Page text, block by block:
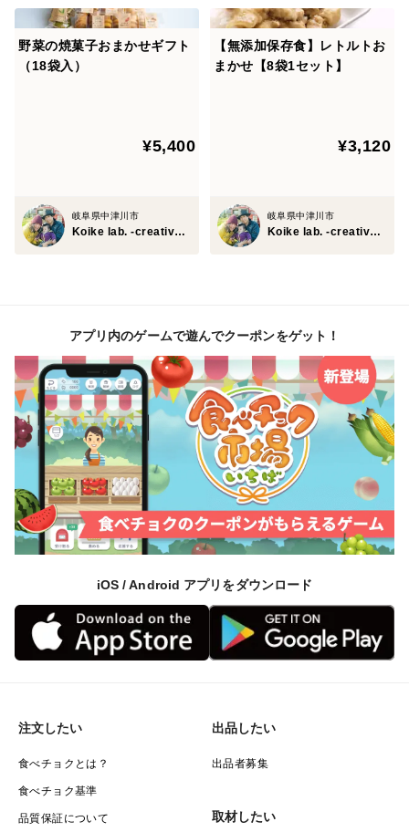
小麦粉（岐阜県産）、ばれいしょ（岐阜県産・遺伝子組
換えでない）、ショートニング（食用パーム油）、バ
小麦粉（岐阜県産）、砂糖、ショートニング（食用パー
県産）、食塩
・落花生プラリネのチョコチップクッキー
小麦粉（岐阜県産）、砂糖、チョコレート（砂糖、カカ
オマス、全粉乳、植物油脂、乳糖、ココアバター）、バ
ター、ショートニング（食用パーム油）、鶏卵、落花生
（岐阜県産）、食塩、ココアパウダー／乳化剤（大豆由
来）、香料
・落花生のフロランタン
ショートニング（食用パーム油）、グラニュー糖、牛
乳、鶏卵、蜂蜜（岐阜県産）、バター、食塩
県産）、ショートニング（食用パーム油）、落花生、食
・さといものココアクッキー
小麦粉（岐阜県産）、里芋（岐阜県産）、ショートニン
野菜の焼菓子おまかせギフト
（18袋入）
¥5,400
岐阜県中津川市
Koike lab. -creative office-
【無添加保存食】レトルトお
まかせ【8袋1セット】
¥3,120
岐阜県中津川市
Koike lab. -creative office-
アプリ内のゲームで遊んでクーポンをゲット！
iOS / Android アプリをダウンロード
注文したい
食べチョクとは？
食べチョク基準
品質保証について
出品したい
出品者募集
取材したい